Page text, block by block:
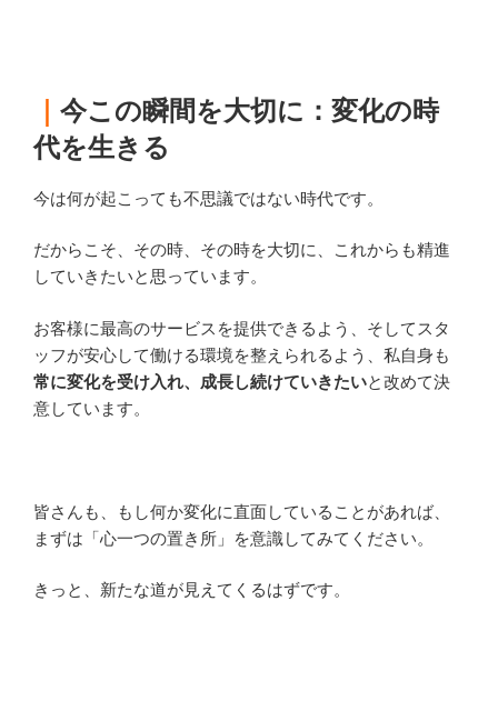
今この瞬間を大切に：変化の時
代を生きる
今は何が起こっても不思議ではない時代です。
だからこそ、その時、その時を大切に、これからも精進
していきたいと思っています。
お客様に最高のサービスを提供できるよう、そしてスタ
ッフが安心して働ける環境を整えられるよう、私自身も
常に変化を受け入れ、成長し続けていきたいと改めて決
意しています。
皆さんも、もし何か変化に直面していることがあれば、
まずは「心一つの置き所」を意識してみてください。
きっと、新たな道が見えてくるはずです。